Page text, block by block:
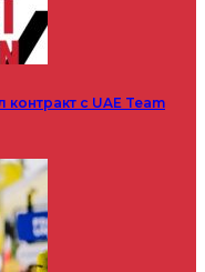
с UAE Team